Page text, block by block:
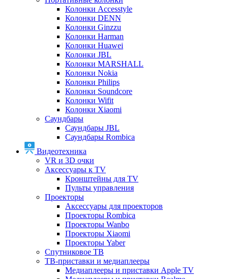
Колонки Accesstyle
Колонки DENN
Колонки Ginzzu
Колонки Harman
Колонки Huawei
Колонки JBL
Колонки MARSHALL
Колонки Nokia
Колонки Philips
Колонки Soundcore
Колонки Wifit
Колонки Xiaomi
Саундбары
Саундбары JBL
Саундбары Rombica
Видеотехника
VR и 3D очки
Аксессуары к TV
Кронштейны для TV
Пульты управления
Проекторы
Аксессуары для проекторов
Проекторы Rombica
Проекторы Wanbo
Проекторы Xiaomi
Проекторы Yaber
Спутниковое ТВ
ТВ-приставки и медиаплееры
Медиаплееры и приставки Apple TV